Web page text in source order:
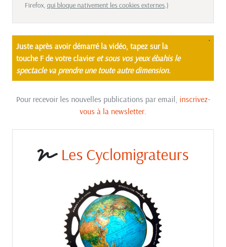
Firefox, qui bloque nativement les cookies externes.)
Juste après avoir démarré la vidéo, tapez sur la
touche F de votre clavier et sous vos yeux ébahis le
spectacle va prendre une toute autre dimension.
Pour recevoir les nouvelles publications par email, inscrivez-
vous à la newsletter.
Les Cyclomigrateurs